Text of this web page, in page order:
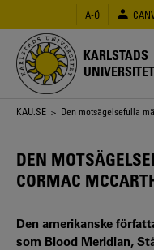
huvudinnehåll
A-Ö
KARLSTADS
UNIVERSITET
Länkstig
KAU.SE > Den motsägelsefulla
DEN
CORMAC
Den amerikanske
som Blood Meridian,